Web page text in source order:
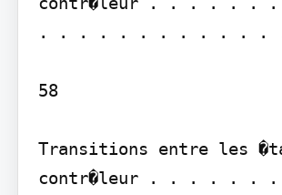
. . . . . . . . . . . .
58
Transitions entre les
contr�leur . . . . . .